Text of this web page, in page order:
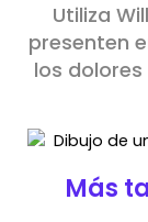
Utiliza
presenten
los
Más